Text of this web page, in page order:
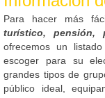
Para hacer más
turístico,
ofrecemos un
escoger para su
grandes tipos de
público ideal,